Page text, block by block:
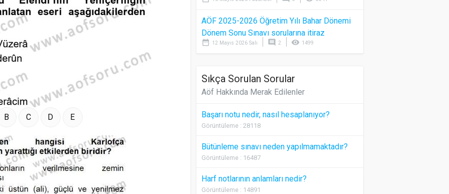
B C D E
AÖF 2025-2026 Öğretim Yılı Bahar Dönemi
Dönem Sonu Sınavı sorularına itiraz
date_range 12 Mayıs 2026 Salı comment 2 visibility 1499
Sıkça Sorulan Sorular
Aöf Hakkında Merak Edilenler
Başarı notu nedir, nasıl hesaplanıyor?
Görüntüleme : 28118
Bütünleme sınavı neden yapılmamaktadır?
Görüntüleme : 16487
Harf notlarının anlamları nedir?
Görüntüleme : 14891